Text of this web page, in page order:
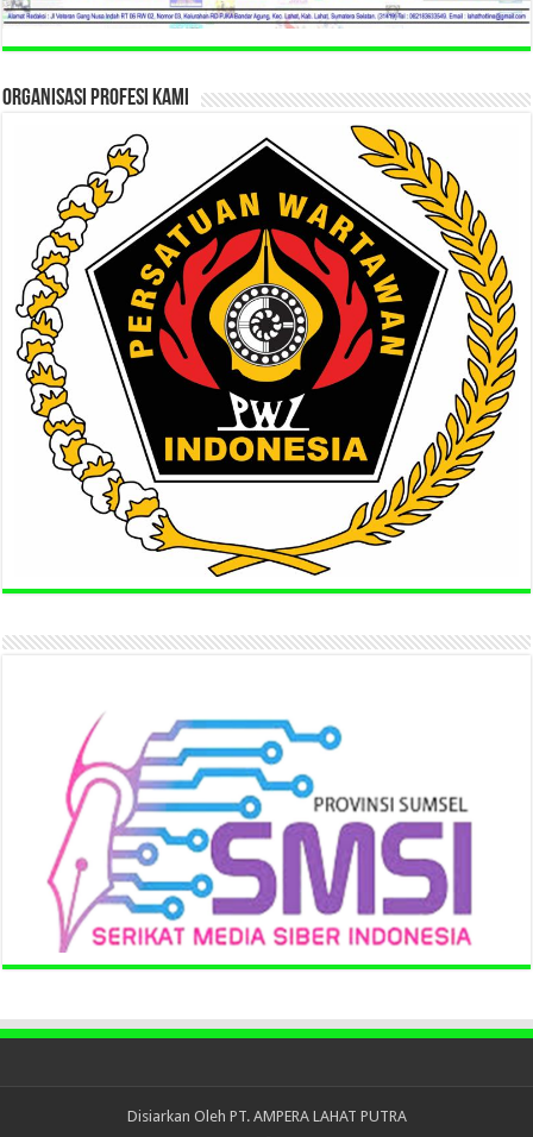
ORGANISASI PROFESI KAMI
Disiarkan Oleh PT. AMPERA LAHAT PUTRA